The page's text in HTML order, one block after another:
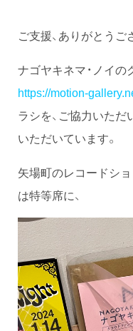
ご支援、ありがとうご
ナゴヤキネマ・ノイ
https://motion-
ラシを、ご協力いた
いただいています。
矢場町のレコードショ
は特等席に、